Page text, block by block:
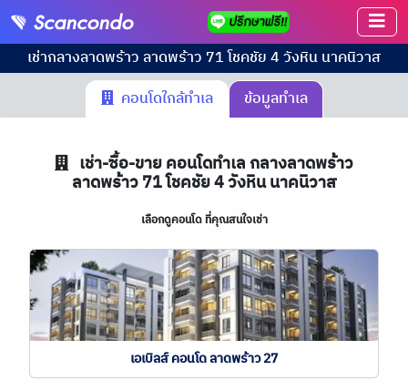
เช่ากลางลาดพร้าว ลาดพร้าว 71 โชคชัย 4 วังหิน นาคนิวาส
คอนโดใกล้ทำเล
ข้อมูลทำเล
เช่า-ซื้อ-ขาย คอนโดทำเลกลางลาดพร้าว
ลาดพร้าว 71 โชคชัย 4 วังหิน นาคนิวาส
เลือกดูคอนโด ที่คุณสนใจเช่า
เอเบิลส์ คอนโด ลาดพร้าว 27